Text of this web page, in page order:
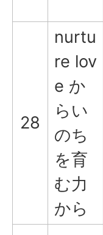
28
nurtu
re lov
e か
らい
のち
を育
む力
から